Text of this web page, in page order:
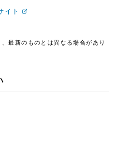
イト
最新のものとは異なる場合があり